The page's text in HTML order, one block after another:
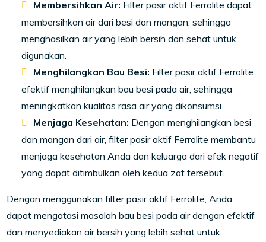
Membersihkan Air: Filter pasir aktif Ferrolite dapat
membersihkan air dari besi dan mangan, sehingga
menghasilkan air yang lebih bersih dan sehat untuk
digunakan.
Menghilangkan Bau Besi: Filter pasir aktif Ferrolite
efektif menghilangkan bau besi pada air, sehingga
meningkatkan kualitas rasa air yang dikonsumsi.
Menjaga Kesehatan: Dengan menghilangkan besi
dan mangan dari air, filter pasir aktif Ferrolite membantu
menjaga kesehatan Anda dan keluarga dari efek negatif
yang dapat ditimbulkan oleh kedua zat tersebut.
Dengan menggunakan filter pasir aktif Ferrolite, Anda
dapat mengatasi masalah bau besi pada air dengan efektif
dan menyediakan air bersih yang lebih sehat untuk